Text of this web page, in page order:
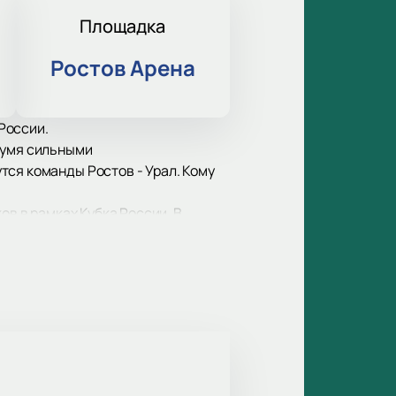
Площадка
Ростов Арена
сильными
команды Ростов - Урал. Кому
в рамках Кубка России. В
поражения.